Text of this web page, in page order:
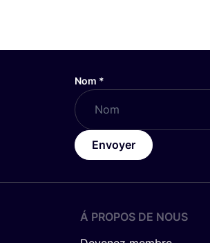
Nom *
Envoyer
Á PROPOS DE NOUS